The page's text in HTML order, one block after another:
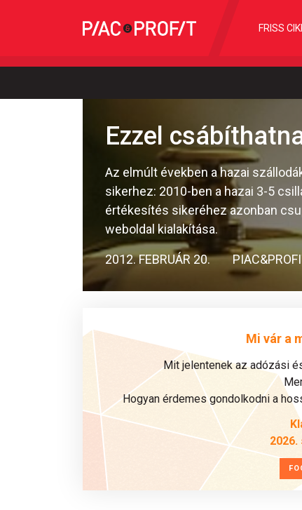
FRISS
Ezzel
Az elmúlt években a hazai
sikerhez: 2010-ben a hazai 3-5
értékesítés sikeréhez azonban
weboldal kialakítása.
2012. FEBRUÁR 20.
Mi vár a
Mit jelentenek az adózási
Hogyan érdemes gondolkodni a